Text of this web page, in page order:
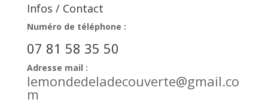
Infos / Contact
Numéro de téléphone :
07 81 58 35 50
Adresse mail :
lemondedeladecouverte@gmail.co
m